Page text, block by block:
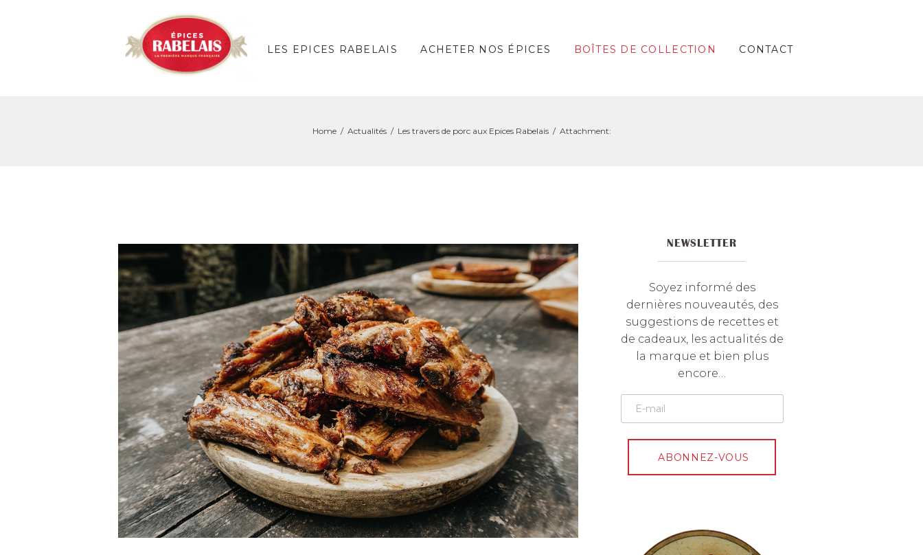
LES EPICES RABELAIS ACHETER NOS ÉPICES BOÎTES DE COLLECTION CONTACT
Home Actualités Les travers de porc aux Epices Rabelais Attachment:
NEWSLETTER
Soyez informé des
dernières nouveautés, des
suggestions de recettes et
de cadeaux, les actualités de
la marque et bien plus
encore…